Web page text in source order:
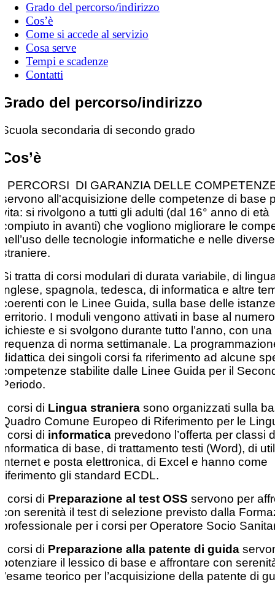
Grado del percorso/indirizzo
Cos’è
Come si accede al servizio
Cosa serve
Tempi e scadenze
Contatti
Grado del percorso/indirizzo
Scuola secondaria di secondo grado
Cos’è
I PERCORSI DI GARANZIA DELLE
servono all'acquisizione delle competenze di base
vita: si rivolgono a tutti gli adulti (dal 16° anno di età
compiuto in avanti) che vogliono migliorare le
nell’uso delle tecnologie informatiche e nelle
straniere.
Si tratta di corsi modulari di durata variabile, di
inglese, spagnola, tedesca, di informatica e altre
coerenti con le Linee Guida, sulla base delle
territorio. I moduli vengono attivati in base al
richieste e si svolgono durante tutto l’anno, con una
frequenza di norma settimanale. La
didattica dei singoli corsi fa riferimento ad alcune
competenze stabilite dalle Linee Guida per il
Periodo.
I corsi di Lingua straniera sono organizzati sulla
Quadro Comune Europeo di Riferimento per le
I corsi di informatica prevedono l’offerta per classi
informatica di base, di trattamento testi (Word), di
internet e posta elettronica, di Excel e hanno come
riferimento gli standard ECDL.
I corsi di Preparazione al test OSS servono per
con serenità il test di selezione previsto dalla
professionale per i corsi per Operatore Socio
I corsi di Preparazione alla patente di guida
potenziare il lessico di base e affrontare con
l’esame teorico per l’acquisizione della patente di